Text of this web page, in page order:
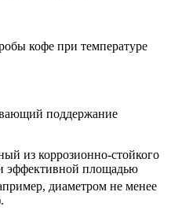
кофе при температуре
поддержание
из коррозионно-стойкого
эффективной площадью
диаметром не менее